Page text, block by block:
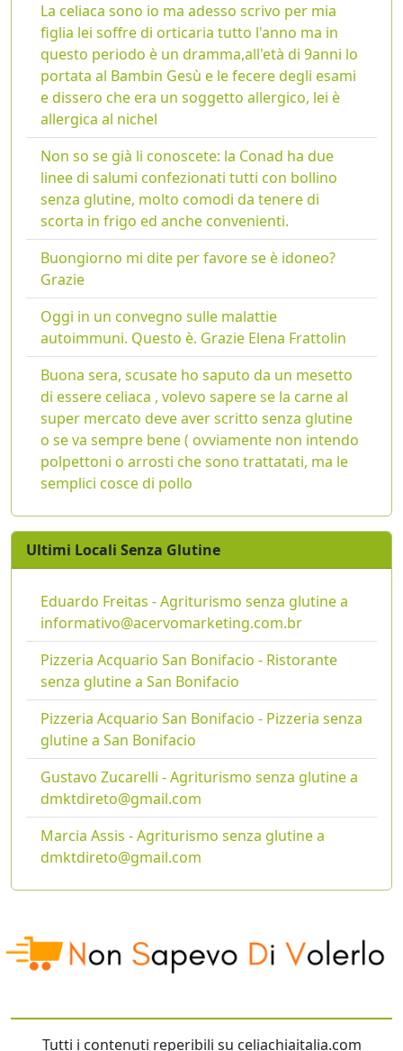
La celiaca sono io ma adesso scrivo per mia
figlia lei soffre di orticaria tutto l'anno ma in
questo periodo è un dramma,all'età di 9anni lo
portata al Bambin Gesù e le fecere degli esami
e dissero che era un soggetto allergico, lei è
allergica al nichel
Non so se già li conoscete: la Conad ha due
linee di salumi confezionati tutti con bollino
senza glutine, molto comodi da tenere di
scorta in frigo ed anche convenienti.
Buongiorno mi dite per favore se è idoneo?
Grazie
Oggi in un convegno sulle malattie
autoimmuni. Questo è. Grazie Elena Frattolin
Buona sera, scusate ho saputo da un mesetto
di essere celiaca , volevo sapere se la carne al
super mercato deve aver scritto senza glutine
o se va sempre bene ( ovviamente non intendo
polpettoni o arrosti che sono trattatati, ma le
semplici cosce di pollo
Ultimi Locali Senza Glutine
Eduardo Freitas - Agriturismo senza glutine a
informativo@acervomarketing.com.br
Pizzeria Acquario San Bonifacio - Ristorante
senza glutine a San Bonifacio
Pizzeria Acquario San Bonifacio - Pizzeria senza
glutine a San Bonifacio
Gustavo Zucarelli - Agriturismo senza glutine a
dmktdireto@gmail.com
Marcia Assis - Agriturismo senza glutine a
dmktdireto@gmail.com
Tutti i contenuti reperibili su celiachiaitalia.com